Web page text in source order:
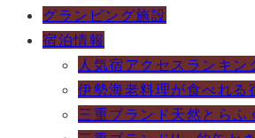
グランピング施設
宿泊情報
人気宿アクセスランキン
伊勢海老料理が食べれる
三重ブランド天然とら